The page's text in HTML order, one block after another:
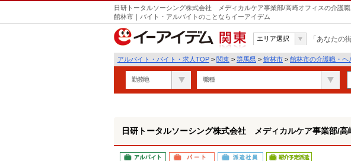
日研トータルソーシング株式会社 メディカルケア事業部/高崎オフィスの介護
館林市｜バイト・アルバイトのことならイーアイデム
関東
エリア選択 「あなたの
アルバイト・バイト・求人TOP > 関東 > 群馬県 > 館林市 > 館林市の介護職・ヘ
勤務地 職種
遣
日研トータルソーシング株式会社 メディカルケア事業部/高